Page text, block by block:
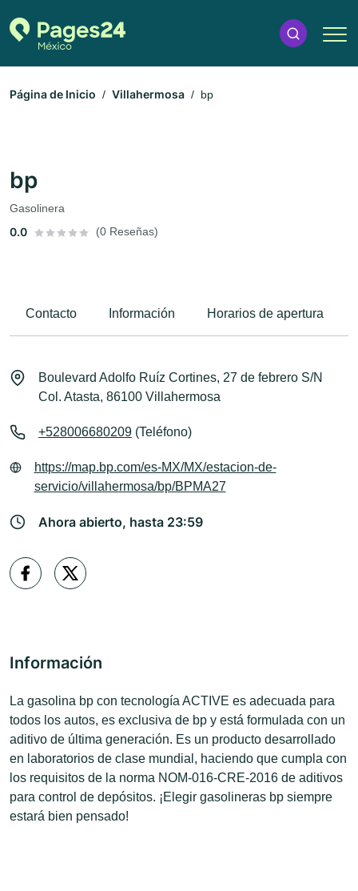
Página de Inicio Villahermosa bp
bp
Gasolinera
0.0 (0 Reseñas)
Contacto Información Horarios de apertura
Boulevard Adolfo Ruíz Cortines, 27 de febrero S/N
Col. Atasta, 86100 Villahermosa
+528006680209 (Teléfono)
https://map.bp.com/es-MX/MX/estacion-de-
servicio/villahermosa/bp/BPMA27
Ahora abierto, hasta 23:59
Información
La gasolina bp con tecnología ACTIVE es adecuada para
todos los autos, es exclusiva de bp y está formulada con un
aditivo de última generación. Es un producto desarrollado
en laboratorios de clase mundial, haciendo que cumpla con
los requisitos de la norma NOM-016-CRE-2016 de aditivos
para control de depósitos. ¡Elegir gasolineras bp siempre
estará bien pensado!